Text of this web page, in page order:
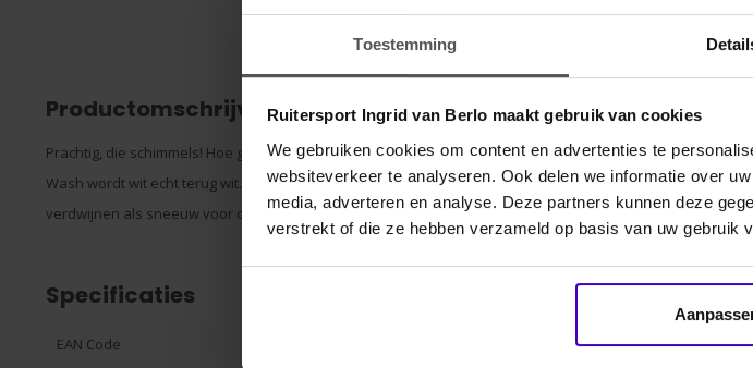
Toestemming
Ruitersport Ingrid van Berlo maakt gebruik van cookies
We gebruiken cookies om content en advertenties te
websiteverkeer te analyseren. Ook delen we informatie over
media, adverteren en analyse. Deze partners kunnen deze
verstrekt of die ze hebben verzameld op basis van uw gebruik
Productomschrijving
Prachtig, die schimmels! Hoe graag we ze ook zien, makkelijk is het niet ze stralend wit te krijgen. Met
Wash wordt wit echt terug wit. Ook hardnekkige gras-, mest- of urinevlekken op witte benen of andere
verdwijnen als sneeuw voor de zon. De unieke formule lift vlekken zonder de huid te irriteren.
Specificaties
EAN Code